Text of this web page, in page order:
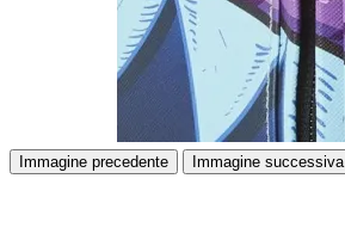
Immagine precedente Immagine successiva